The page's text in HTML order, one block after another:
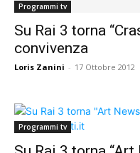
Programmi tv
Su Rai 3 torna
convivenza
Loris Zanini - 17 Ottobre 2012
Programmi tv